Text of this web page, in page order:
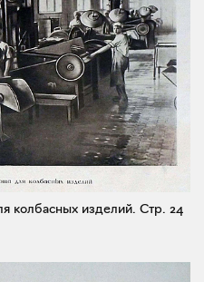
колбасных изделий. Стр. 24